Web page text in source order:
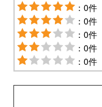
：0件
：0件
：0件
：0件
：0件